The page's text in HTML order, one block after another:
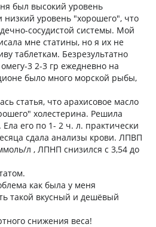
был высокий уровень
низкий уровень "хорошего", что
сосудистой системы. Мой
мне статины, но я их не
таблеткам. Безрезультатно
3 2-3 гр ежедневно на
было много морской рыбы,
статья, что арахисовое масло
холестерина. Решила
его по 1- 2 ч. л. практически
сдала анализы крови. ЛПВП
л , ЛПНП снизился с 3,54 до
как была у меня
такой вкусный и дешёвый
снижения веса!